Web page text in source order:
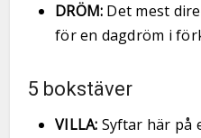
DRÖM: Det mest
för en dagdröm i
5 bokstäver
VILLA: Syftar här på